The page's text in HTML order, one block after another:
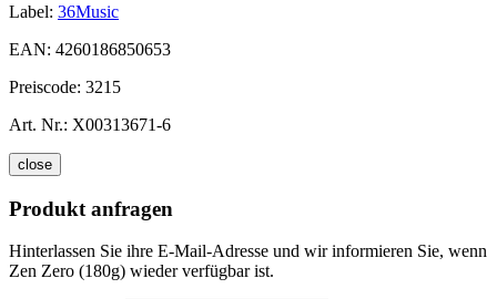
Label: 36Music
EAN: 4260186850653
Preiscode: 3215
Art. Nr.: X00313671-6
close
Produkt anfragen
Hinterlassen Sie ihre E-Mail-Adresse und wir informieren Sie, wenn
Zen Zero (180g) wieder verfügbar ist.